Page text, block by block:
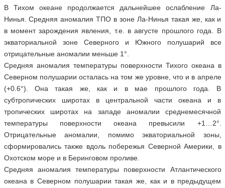
В Тихом океане продолжается дальнейшее ослабление Ла-
Нинья. Средняя аномалия ТПО в зоне Ла-Нинья такая же, как и
в момент зарождения явления, т.е. в августе прошлого года. В
экваториальной зоне Северного и Южного полушарий все
отрицательные аномалии меньше 1°.
Средняя аномалия температуры поверхности Тихого океана в
Северном полушарии осталась на том же уровне, что и в апреле
(+0.6°). Она такая же, как и в мае прошлого года. В
субтропических широтах в центральной части океана и в
тропических широтах на западе аномалии среднемесячной
температуры поверхности океана превысили +1…2°.
Отрицательные аномалии, помимо экваториальной зоны,
сформировались также вдоль побережья Северной Америки, в
Охотском море и в Беринговом проливе.
Средняя аномалия температуры поверхности Атлантического
океана в Северном полушарии такая же, как и в предыдущем